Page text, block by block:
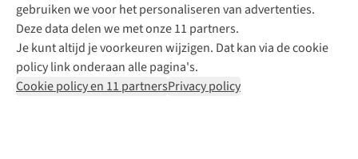
gebruiken we voor het personaliseren van advertenties.
Deze data delen we met onze 11 partners.
Je kunt altijd je voorkeuren wijzigen. Dat kan via de cookie
policy link onderaan alle pagina's.
Cookie policy en 11 partnersPrivacy policy